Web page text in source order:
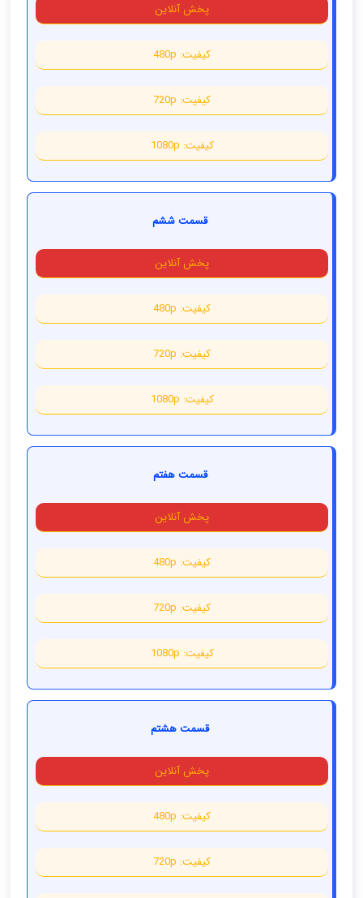
پخش آنلاین
کیفیت: 480p
کیفیت: 720p
کیفیت: 1080p
قسمت ششم
پخش آنلاین
کیفیت: 480p
کیفیت: 720p
کیفیت: 1080p
قسمت هفتم
پخش آنلاین
کیفیت: 480p
کیفیت: 720p
کیفیت: 1080p
قسمت هشتم
پخش آنلاین
کیفیت: 480p
کیفیت: 720p